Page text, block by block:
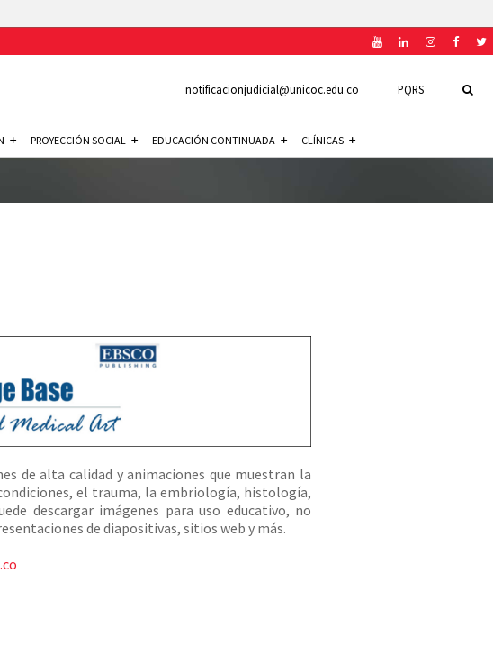
PQRS
notificacionjudicial@unicoc.edu.co
PROYECCIÓN SOCIAL EDUCACIÓN CONTINUADA CLÍNICAS
de alta calidad y animaciones que muestran la
el trauma, la embriología, histología,
descargar imágenes para uso educativo, no
de diapositivas, sitios web y más.